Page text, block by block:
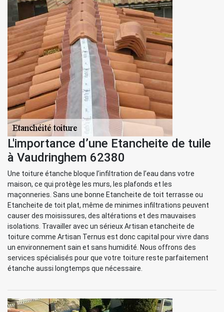
L'importance d’une Etancheite de tuile
à Vaudringhem 62380
Une toiture étanche bloque l’infiltration de l’eau dans votre
maison, ce qui protège les murs, les plafonds et les
maçonneries. Sans une bonne Etancheite de toit terrasse ou
Etancheite de toit plat, même de minimes infiltrations peuvent
causer des moisissures, des altérations et des mauvaises
isolations. Travailler avec un sérieux Artisan etancheite de
toiture comme Artisan Ternus est donc capital pour vivre dans
un environnement sain et sans humidité. Nous offrons des
services spécialisés pour que votre toiture reste parfaitement
étanche aussi longtemps que nécessaire.